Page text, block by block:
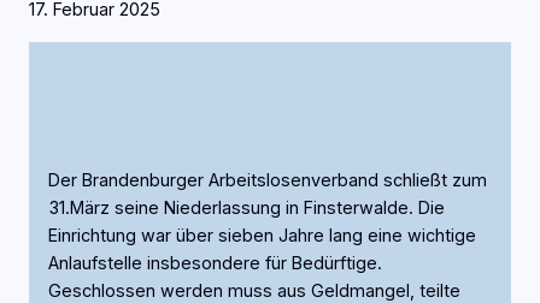
17. Februar 2025
Der Brandenburger Arbeitslosenverband schließt zum
31.März seine Niederlassung in Finsterwalde. Die
Einrichtung war über sieben Jahre lang eine wichtige
Anlaufstelle insbesondere für Bedürftige.
Geschlossen werden muss aus Geldmangel, teilte